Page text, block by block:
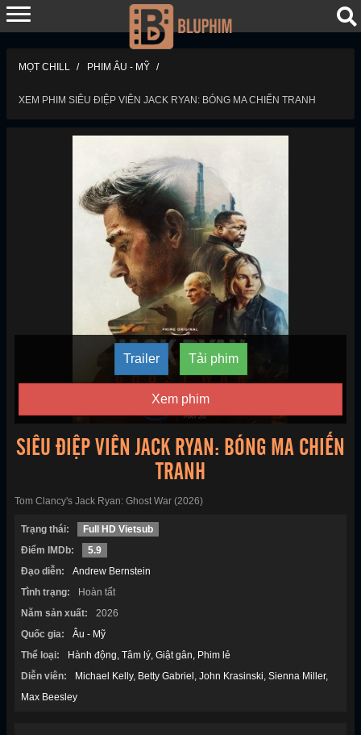
MỌT CHILL PHIM ÂU - MỸ
XEM PHIM SIÊU ĐIỆP VIÊN JACK RYAN: BÓNG MA CHIẾN TRANH
Trailer Tải phim
Xem phim
SIÊU ĐIỆP VIÊN JACK RYAN: BÓNG MA CHIẾN
TRANH
Tom Clancy's Jack Ryan: Ghost War (2026)
Trạng thái:
Full HD Vietsub
Điểm IMDb:
5.9
Đạo diễn:
Andrew Bernstein
Tình trạng:
Hoàn tất
Năm sản xuất:
2026
Quốc gia:
Âu - Mỹ
Thể loại:
Hành động Tâm lý Giật gân
Phim lẻ
Diễn viên:
Michael Kelly Betty Gabriel John Krasinski Sienna Miller
Max Beesley